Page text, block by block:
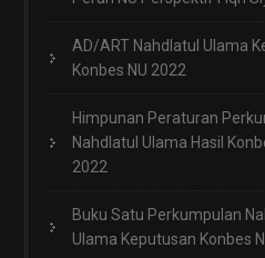
AD/ART Nahdlatul Ulama
Konbes NU 2022
Himpunan Peraturan
Nahdlatul Ulama Hasil
2022
Buku Satu Perkumpulan
Ulama Keputusan Konbes